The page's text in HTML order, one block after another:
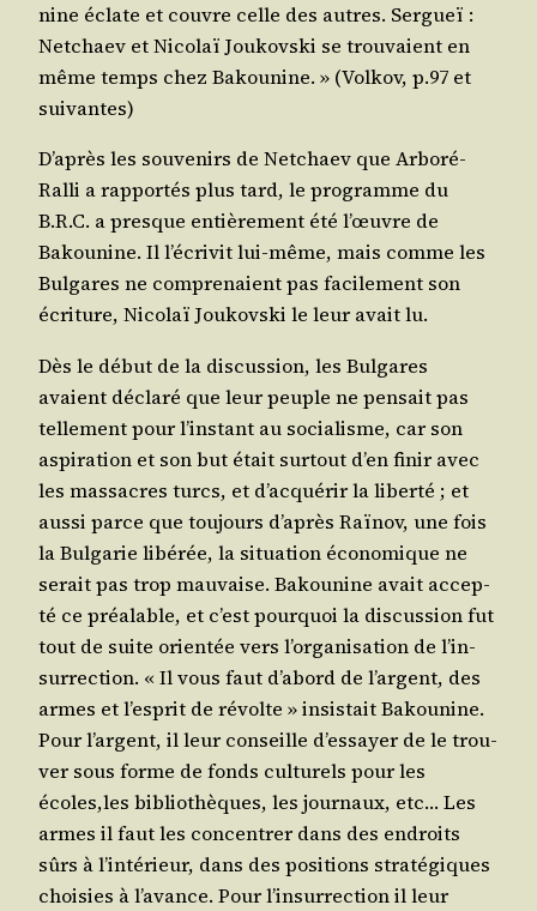
nine éclate et couvre celle des autres. Ser­gueï :
Net­chaev et Nico­laï Jou­kovs­ki se trou­vaient en
même temps chez Bakou­nine. » (Vol­kov, p.97 et
suivantes)
D’a­près les sou­ve­nirs de Net­chaev que Arbo­ré-
Ral­li a rap­por­tés plus tard, le pro­gramme du
B.R.C. a presque entiè­re­ment été l’œuvre de
Bakou­nine. Il l’é­cri­vit lui-même, mais comme les
Bul­gares ne com­pre­naient pas faci­le­ment son
écri­ture, Nico­laï Jou­kovs­ki le leur avait lu.
Dès le début de la dis­cus­sion, les Bul­gares
avaient décla­ré que leur peuple ne pen­sait pas
tel­le­ment pour l’ins­tant au socia­lisme, car son
aspi­ra­tion et son but était sur­tout d’en finir avec
les mas­sacres turcs, et d’ac­qué­rir la liber­té ; et
aus­si parce que tou­jours d’a­près Raï­nov, une fois
la Bul­ga­rie libé­rée, la situa­tion éco­no­mique ne
serait pas trop mau­vaise. Bakou­nine avait accep­
té ce préa­lable, et c’est pour­quoi la dis­cus­sion fut
tout de suite orien­tée vers l’or­ga­ni­sa­tion de l’in­
sur­rec­tion. « Il vous faut d’a­bord de l’argent, des
armes et l’es­prit de révolte » insis­tait Bakou­nine.
Pour l’argent, il leur conseille d’es­sayer de le trou­
ver sous forme de fonds cultu­rels pour les
écoles,les biblio­thèques, les jour­naux, etc… Les
armes il faut les concen­trer dans des endroits
sûrs à l’in­té­rieur, dans des posi­tions stra­té­giques
choi­sies à l’a­vance. Pour l’in­sur­rec­tion il leur